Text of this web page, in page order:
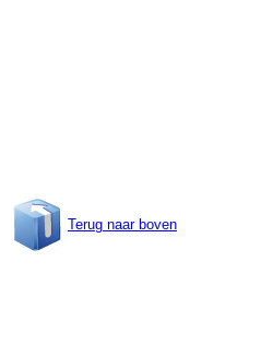
Terug naar boven